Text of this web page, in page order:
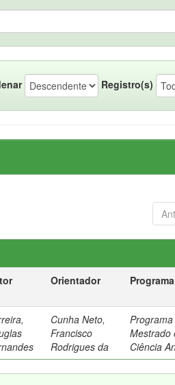
Registro(s)
Orientador Programa
Cunha Neto,
Francisco
Rodrigues da
Mestrado
Ciência